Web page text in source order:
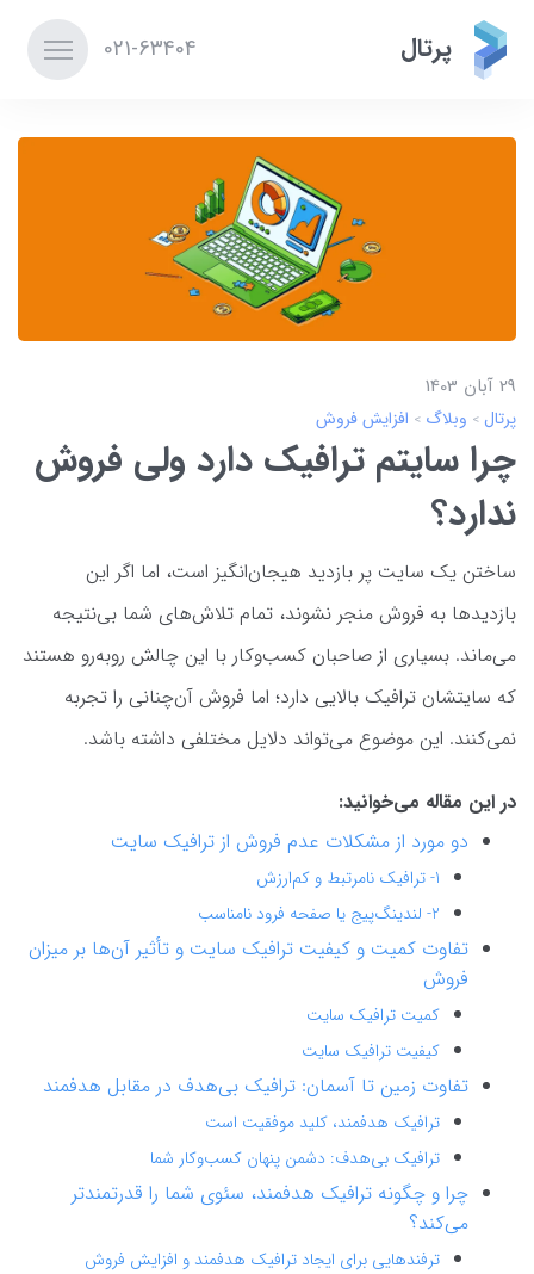
پرتال 021-63404
29 آبان 1403
پرتال وبلاگ افزایش فروش
چرا سایتم ترافیک دارد ولی فروش
ندارد؟
ساختن یک سایت پر بازدید هیجان‌انگیز است، اما اگر این
بازدیدها به فروش منجر نشوند، تمام تلاش‌های شما بی‌نتیجه
می‌ماند. بسیاری از صاحبان کسب‌وکار با این چالش روبه‌رو هستند
که سایتشان ترافیک بالایی دارد؛ اما فروش آن‌چنانی را تجربه
نمی‌کنند. این موضوع می‌تواند دلایل مختلفی داشته باشد.
در این مقاله می‌خوانید:
دو مورد از مشکلات عدم فروش از ترافیک سایت
1- ترافیک نامرتبط و کم‌ارزش
2- لندینگ‌پیج یا صفحه فرود نامناسب
تفاوت کمیت و کیفیت ترافیک سایت و تأثیر آن‌ها بر میزان
فروش
کمیت ترافیک سایت
کیفیت ترافیک سایت
تفاوت زمین تا آسمان: ترافیک بی‌هدف در مقابل هدفمند
ترافیک هدفمند، کلید موفقیت است
ترافیک بی‌هدف: دشمن پنهان کسب‌وکار شما
چرا و چگونه ترافیک هدفمند، سئوی شما را قدرتمندتر
می‌کند؟
ترفندهایی برای ایجاد ترافیک هدفمند و افزایش فروش